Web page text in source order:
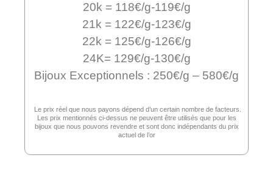
20k = 118€/g-119€/g
21k = 122€/g-123€/g
22k = 125€/g-126€/g
24K= 129€/g-130€/g
Bijoux Exceptionnels : 250€/g – 580€/g
Le prix réel que nous payons dépend d’un certain nombre de facteurs.
Les prix mentionnés ci-dessus ne peuvent être utilisés que pour les
bijoux que nous pouvons revendre et sont donc indépendants du prix
actuel de l’or